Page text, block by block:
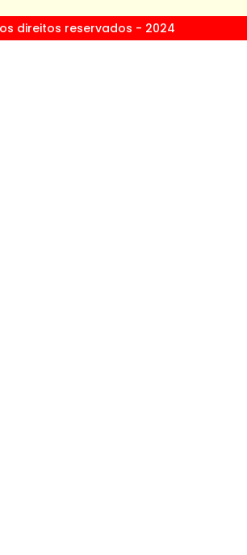
direitos reservados - 2024